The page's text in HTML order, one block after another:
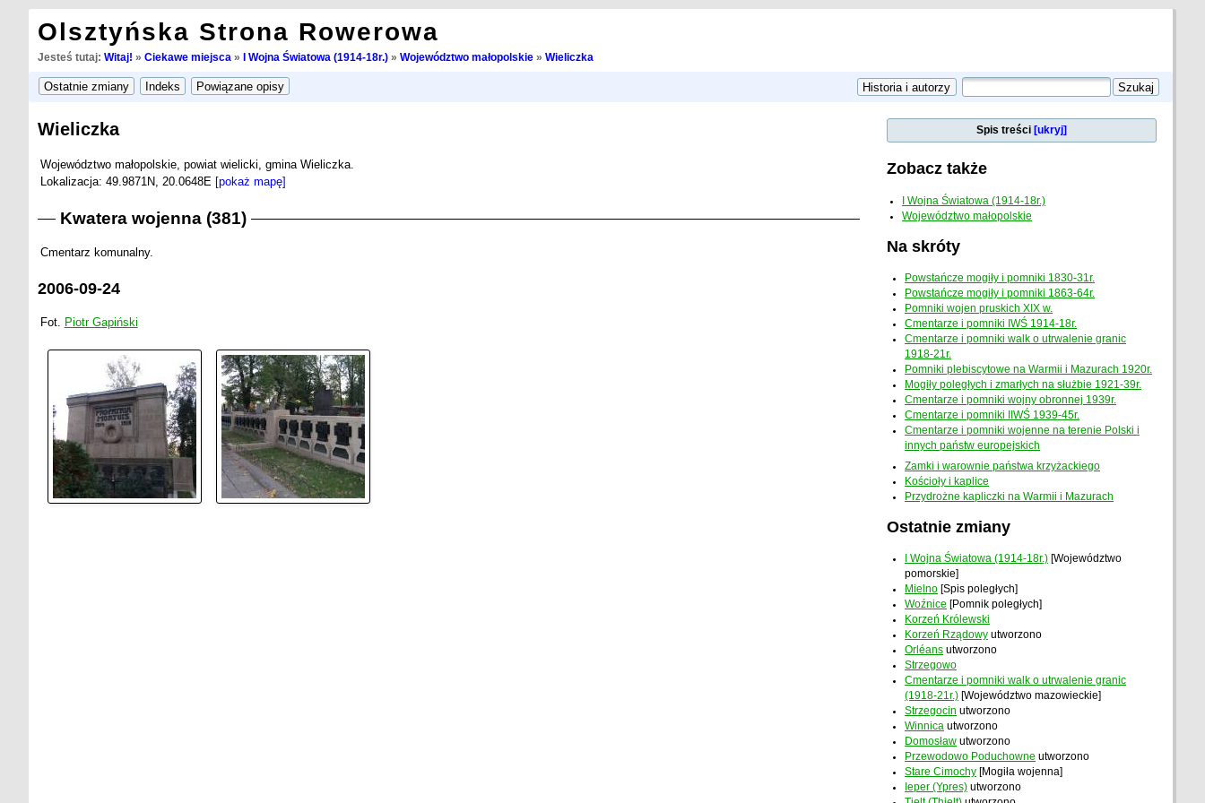
Olsztyńska Strona Rowerowa
Jesteś tutaj: Witaj! » Ciekawe miejsca » I Wojna Światowa (1914-18r.)» Województwo małopolskie» Wieliczka
Wieliczka
Województwo małopolskie, powiat wielicki, gmina Wieliczka.
Lokalizacja: 49.9871N, 20.0648E [pokaż mapę]
Kwatera wojenna (381)
Cmentarz komunalny.
2006-09-24
Fot. Piotr Gapiński
Spis treści [ukryj]
Zobacz także
I Wojna Światowa (1914-18r.)
Województwo małopolskie
Na skróty
Powstańcze mogiły i pomniki 1830-31r.
Powstańcze mogiły i pomniki 1863-64r.
Pomniki wojen pruskich XIX w.
Cmentarze i pomniki IWŚ 1914-18r.
Cmentarze i pomniki walk o utrwalenie granic
1918-21r.
Pomniki plebiscytowe na Warmii i Mazurach 1920r.
Mogiły poległych i zmarłych na służbie 1921-39r.
Cmentarze i pomniki wojny obronnej 1939r.
Cmentarze i pomniki IIWŚ 1939-45r.
Cmentarze i pomniki wojenne na terenie Polski i
innych państw europejskich
Zamki i warownie państwa krzyżackiego
Kościoły i kaplice
Przydrożne kapliczki na Warmii i Mazurach
Ostatnie zmiany
I Wojna Światowa (1914-18r.) [Województwo
pomorskie]
Mielno [Spis poległych]
Woźnice [Pomnik poległych]
Korzeń Królewski
Korzeń Rządowy utworzono
Orléans utworzono
Strzegowo
Cmentarze i pomniki walk o utrwalenie granic
(1918-21r.) [Województwo mazowieckie]
Strzegocin utworzono
Winnica utworzono
Domosław utworzono
Przewodowo Poduchowne utworzono
Stare Cimochy [Mogiła wojenna]
Ieper (Ypres) utworzono